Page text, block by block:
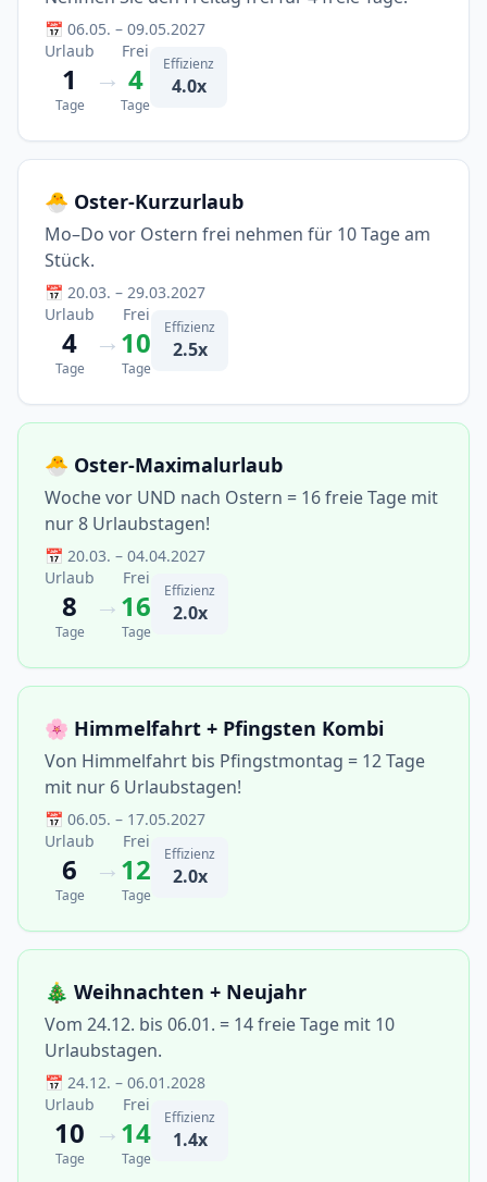
📅 06.05. – 09.05.2027
Urlaub
1
Tage
→
Frei
4
Tage
Effizienz
4.0x
🐣 Oster-Kurzurlaub
Mo–Do vor Ostern frei nehmen für 10 Tage am
Stück.
📅 20.03. – 29.03.2027
Urlaub
4
Tage
→
Frei
10
Tage
Effizienz
2.5x
🐣 Oster-Maximalurlaub
Woche vor UND nach Ostern = 16 freie Tage mit
nur 8 Urlaubstagen!
📅 20.03. – 04.04.2027
Urlaub
8
Tage
→
Frei
16
Tage
Effizienz
2.0x
🌸 Himmelfahrt + Pfingsten Kombi
Von Himmelfahrt bis Pfingstmontag = 12 Tage
mit nur 6 Urlaubstagen!
📅 06.05. – 17.05.2027
Urlaub
6
Tage
→
Frei
12
Tage
Effizienz
2.0x
🎄 Weihnachten + Neujahr
Vom 24.12. bis 06.01. = 14 freie Tage mit 10
Urlaubstagen.
📅 24.12. – 06.01.2028
Urlaub
10
Tage
→
Frei
14
Tage
Effizienz
1.4x